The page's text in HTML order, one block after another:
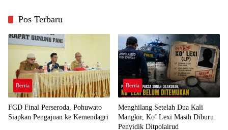
Pos Terbaru
Berita
FGD Final Perseroda, Pohuwato
Siapkan Pengajuan ke Kemendagri
Berita
Menghilang Setelah Dua Kali
Mangkir, Ko’ Lexi Masih Diburu
Penyidik Ditpolairud